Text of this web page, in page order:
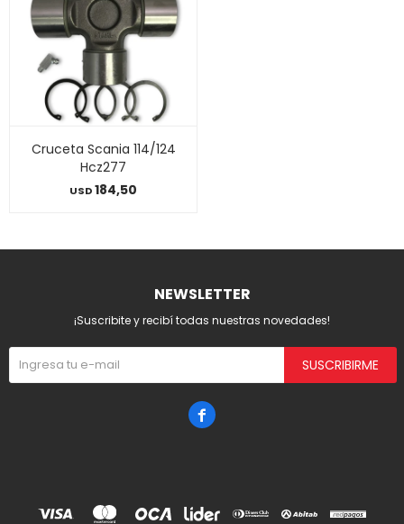
Cruceta Scania 114/124
Hcz277
USD184,50
NEWSLETTER
¡Suscribite y recibí todas nuestras novedades!
SUSCRIBIRME
